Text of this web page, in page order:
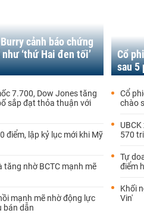
cảnh báo chứng
‘thứ Hai đen tối’
7.700, Dow Jones tăng
sắp đạt thỏa thuận với
điểm, lập kỷ lục mới khi Mỹ
nhờ BCTC mạnh mẽ
mạnh mẽ nhờ động lực
bán dẫn
Cổ
sau 5
Cổ
chào
570
Tự
điểm
Khối
Vin'